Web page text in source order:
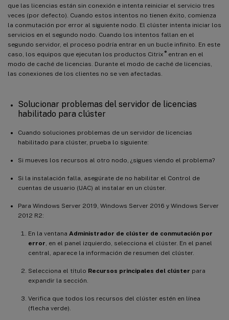
que las licencias están sin conexión e intenta reiniciar el servicio tres
veces (por defecto). Cuando estos intentos no tienen éxito, comienza
la conmutación por error al siguiente nodo. El clúster intenta iniciar los
servicios en el segundo nodo. Cuando los intentos fallan en el
segundo servidor, el proceso podría entrar en un bucle infinito. En este
caso, los equipos que ejecutan los productos Citrix ®entran en el
modo de caché de licencias. Durante el modo de caché de licencias,
las conexiones de los clientes no se ven afectadas.
Solucionar problemas del servidor de licencias
habilitado para clúster
Cuando soluciones problemas de un servidor de licencias
habilitado para clúster, prueba lo siguiente:
Si mueves los recursos al otro nodo, ¿sigues viendo el problema?
Si la instalación falla, asegúrate de no habilitar el Control de
cuentas de usuario (UAC) al instalar en un clúster.
Para Windows Server 2019, Windows Server 2016 y Windows Server
2012 R2:
En la ventana Administrador de clúster de conmutación por
error , en el panel izquierdo, selecciona el clúster. En el panel
central, aparece la información de resumen del clúster.
Selecciona el título Recursos principales del clúster para
expandir la sección.
Verifica que todos los recursos del clúster estén en línea
(flecha verde).